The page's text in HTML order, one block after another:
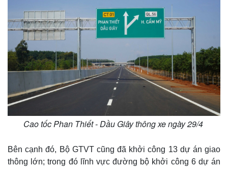
Thế giới
Quan sát
Cuộc sống đó đây
Hồ sơ
Multimedia
Video
Ảnh
Infographic
Cao tốc Phan Thiết - Dầu Giây thông xe ngày 29/4
Bên cạnh đó, Bộ GTVT cũng đã khởi công 13 dự án giao
thông lớn; trong đó lĩnh vực đường bộ khởi công 6 dự án